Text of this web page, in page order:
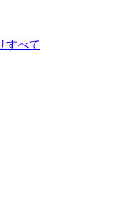
すべて